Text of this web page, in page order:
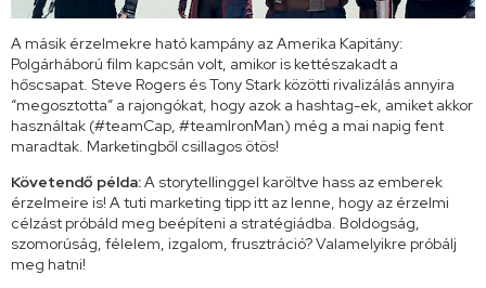
A másik érzelmekre ható kampány az Amerika Kapitány:
Polgárháború film kapcsán volt, amikor is kettészakadt a
hőscsapat. Steve Rogers és Tony Stark közötti rivalizálás annyira
“megosztotta” a rajongókat, hogy azok a hashtag-ek, amiket akkor
használtak (#teamCap, #teamIronMan) még a mai napig fent
maradtak. Marketingből csillagos ötös!
Követendő példa:A storytellinggel karöltve hass az emberek
érzelmeire is! A tuti marketing tipp itt az lenne, hogy az érzelmi
célzást próbáld meg beépíteni a stratégiádba. Boldogság,
szomorúság, félelem, izgalom, frusztráció? Valamelyikre próbálj
meg hatni!